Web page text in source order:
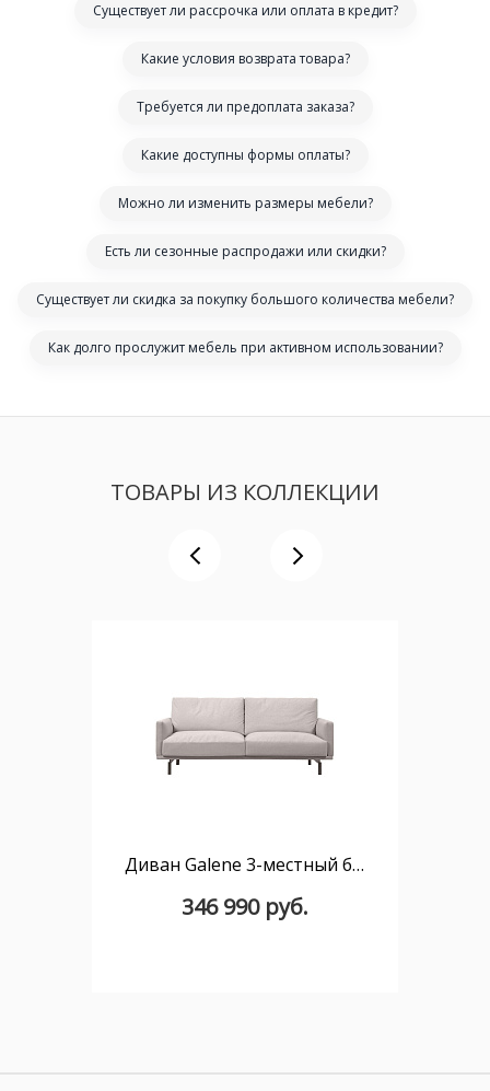
Существует ли рассрочка или оплата в кредит?
Какие условия возврата товара?
Требуется ли предоплата заказа?
Какие доступны формы оплаты?
Можно ли изменить размеры мебели?
Есть ли сезонные распродажи или скидки?
Существует ли скидка за покупку большого количества мебели?
Как долго прослужит мебель при активном использовании?
ТОВАРЫ ИЗ КОЛЛЕКЦИИ
Диван Galene 3-местный бежевый 174 см
346 990 руб.